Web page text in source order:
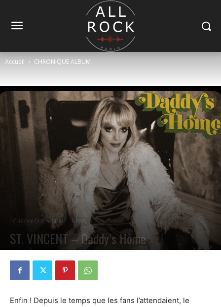
Accueil CHRONIQUE ALBUM
CHRONIQUE ALBUM NEWS
ST. VINCENT – Daddy’s Home
Enfin ! Depuis le temps que les fans l’attendaient, le